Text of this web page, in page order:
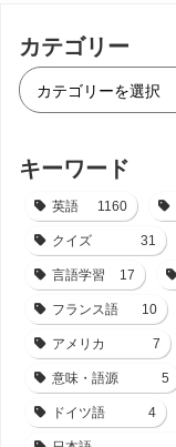
カテゴリー
キーワード
英語 1160
クイズ 31
言語学習 17
フランス語 10
アメリカ 7
意味・語源 5
ドイツ語 4